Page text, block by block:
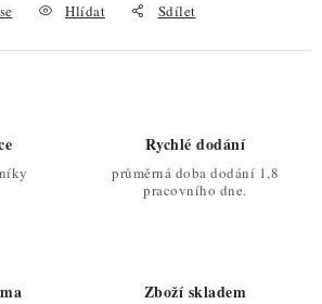
Hlídat Sdílet
Rychlé dodání
průměrná doba dodání 1,8
pracovního dne.
Zboží skladem